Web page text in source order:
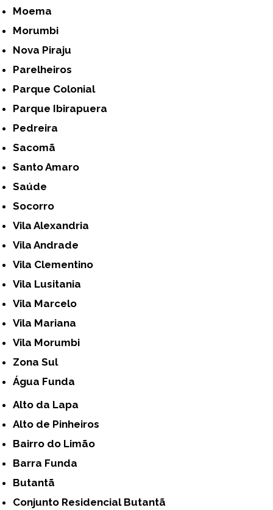
Moema
Morumbi
Nova Piraju
Parelheiros
Parque Colonial
Parque Ibirapuera
Pedreira
Sacomã
Santo Amaro
Saúde
Socorro
Vila Alexandria
Vila Andrade
Vila Clementino
Vila Lusitania
Vila Marcelo
Vila Mariana
Vila Morumbi
Zona Sul
Água Funda
Alto da Lapa
Alto de Pinheiros
Bairro do Limão
Barra Funda
Butantã
Conjunto Residencial Butantã